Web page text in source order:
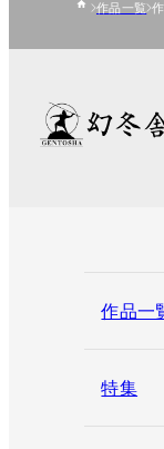
作品一覧
作品一
特集